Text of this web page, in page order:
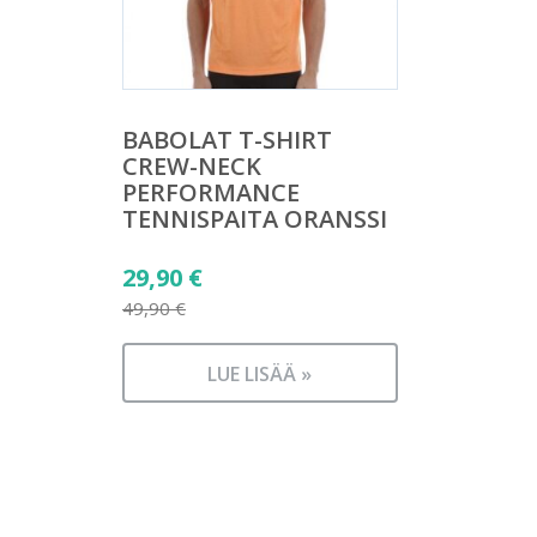
BABOLAT T-SHIRT
CREW-NECK
PERFORMANCE
TENNISPAITA ORANSSI
49,90€
Alkuperäinen
hinta
oli:
29,90 €
Nykyinen
on:
LUE LISÄÄ »